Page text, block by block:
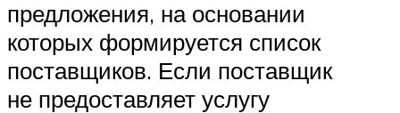
предложения, на основании
которых формируется список
поставщиков. Если поставщик
не предоставляет услугу